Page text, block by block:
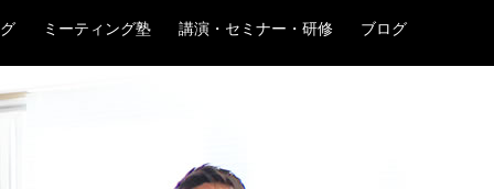
ミーティング塾 講演・セミナー・研修 ブログ